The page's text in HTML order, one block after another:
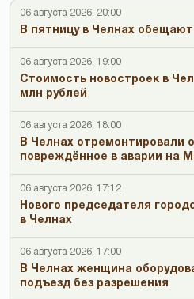
06 августа 2026, 20:00
В пятницу в Челнах
06 августа 2026, 19:00
Стоимость новостроек в
млн рублей
06 августа 2026, 18:00
В Челнах отремонтировали
повреждённое в аварии на
06 августа 2026, 17:12
Нового председателя
в Челнах
06 августа 2026, 17:00
В Челнах женщина
подъезд без разрешения